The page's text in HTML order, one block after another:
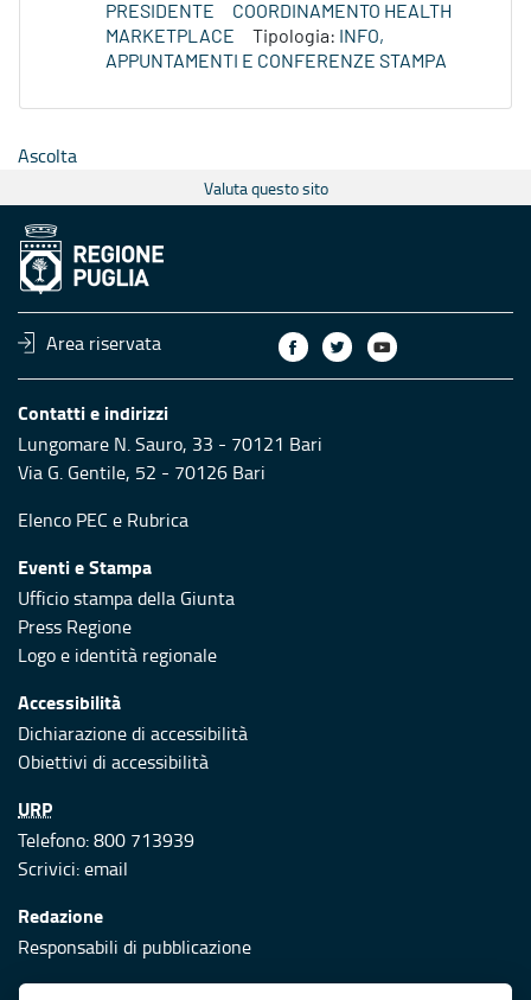
PRESIDENTE
COORDINAMENTO HEALTH
MARKETPLACE
Tipologia:
INFO,
APPUNTAMENTI E CONFERENZE STAMPA
Ascolta
Valuta questo sito
Area riservata
Contatti e indirizzi
Lungomare N. Sauro, 33 - 70121 Bari
Via G. Gentile, 52 - 70126 Bari
Elenco PEC e Rubrica
Eventi e Stampa
Ufficio stampa della Giunta
Press Regione
Logo e identità regionale
Accessibilità
Dichiarazione di accessibilità
Obiettivi di accessibilità
URP
Telefono: 800 713939
Scrivici:email
Redazione
Responsabili di pubblicazione
Protezione civile